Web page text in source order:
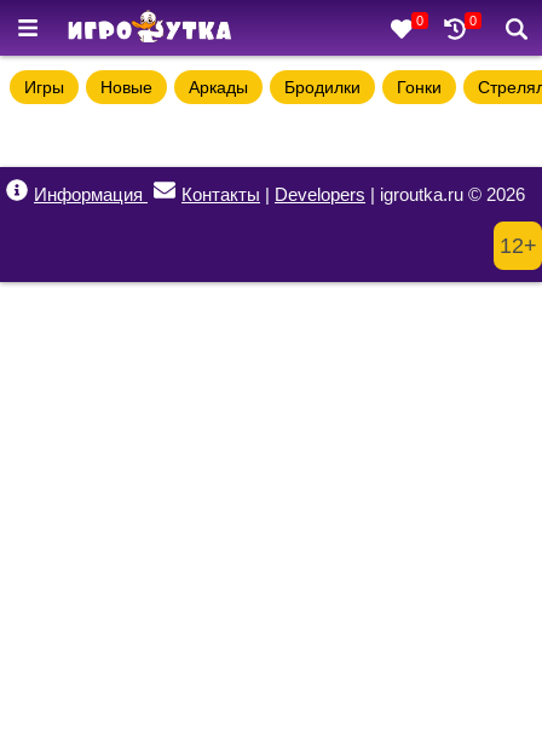
0 0
Игры Новые Аркады Бродилки Гонки
Информация Контакты | Developers | igroutka.ru © 2026
12+